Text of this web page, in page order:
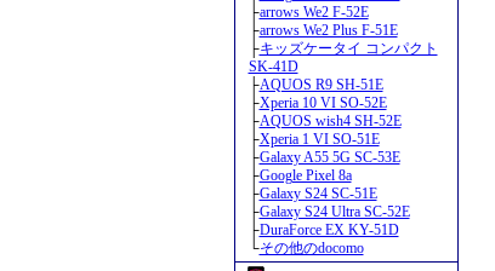
├arrows We2 F-52E
├arrows We2 Plus F-51E
├キッズケータイ コンパクト
SK-41D
├AQUOS R9 SH-51E
├Xperia 10 VI SO-52E
├AQUOS wish4 SH-52E
├Xperia 1 VI SO-51E
├Galaxy A55 5G SC-53E
├Google Pixel 8a
├Galaxy S24 SC-51E
├Galaxy S24 Ultra SC-52E
├DuraForce EX KY-51D
└その他のdocomo